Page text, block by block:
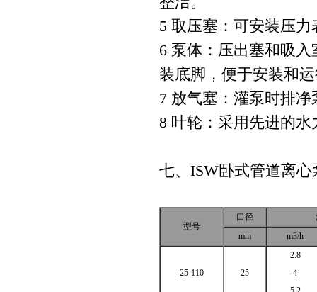
5 取压塞：可安装压
6 泵体：压出塞和吸
装底脚，便于安装和
7 放气塞：灌泵时排
8 叶轮：采用先进的
七、ISW卧式管道离
型号
口径
mm
m3/h
25-110 25
2.8
4